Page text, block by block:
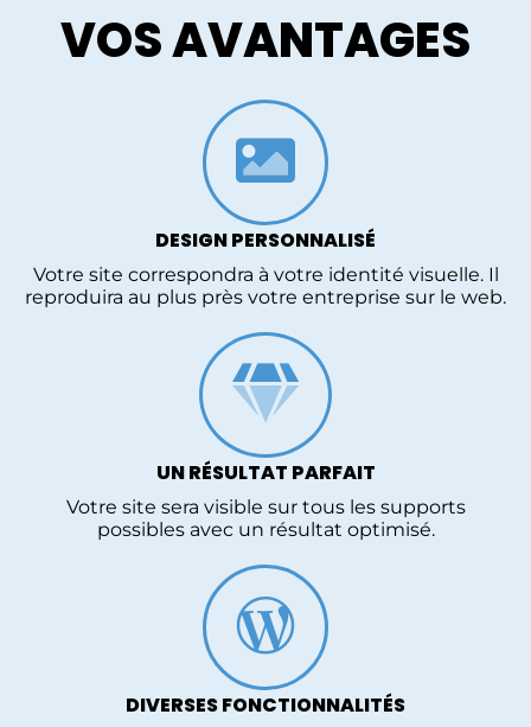
VOS AVANTAGES
DESIGN PERSONNALISÉ
Votre site correspondra à votre identité visuelle. Il
reproduira au plus près votre entreprise sur le web.
UN RÉSULTAT PARFAIT
Votre site sera visible sur tous les supports
possibles avec un résultat optimisé.
DIVERSES FONCTIONNALITÉS